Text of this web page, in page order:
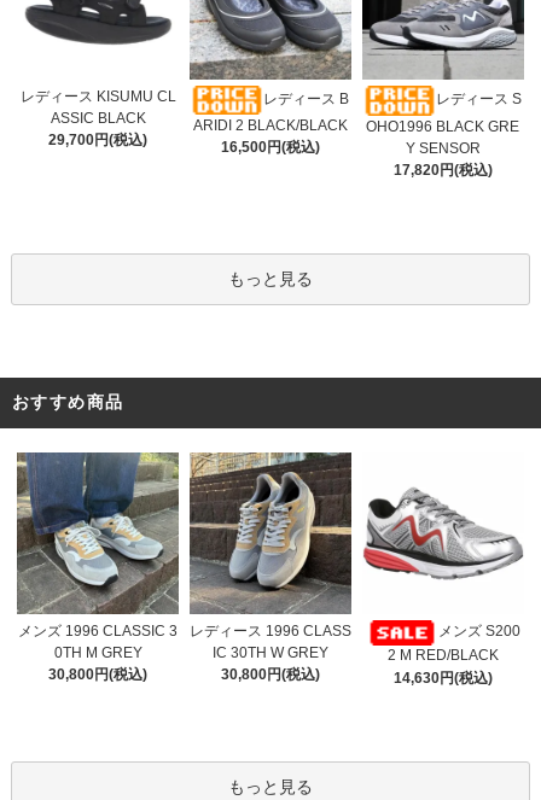
レディース KISUMU CL
ASSIC BLACK
29,700円(税込)
レディース B
ARIDI 2 BLACK/BLACK
16,500円(税込)
レディース S
OHO1996 BLACK GRE
Y SENSOR
17,820円(税込)
もっと見る
おすすめ商品
メンズ 1996 CLASSIC 3
0TH M GREY
30,800円(税込)
レディース 1996 CLASS
IC 30TH W GREY
30,800円(税込)
メンズ S200
2 M RED/BLACK
14,630円(税込)
もっと見る